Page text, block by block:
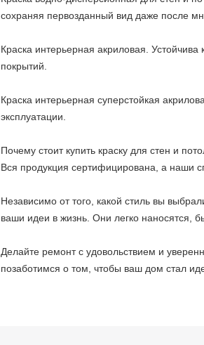
сохраняя первозданный вид даже после
Краска интерьерная акриловая.
покрытий.
Краска интерьерная суперстойкая
эксплуатации.
Почему стоит купить краску для стен и
Вся продукция сертифицирована, а наши
Независимо от того, какой стиль вы
ваши идеи в жизнь. Они легко наносятся,
Делайте ремонт с удовольствием и
позаботимся о том, чтобы ваш дом стал